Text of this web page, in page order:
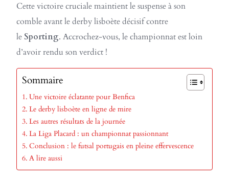
Cette victoire cruciale maintient le suspense à son
comble avant le derby lisboète décisif contre
le Sporting. Accrochez-vous, le championnat est loin
d’avoir rendu son verdict !
Sommaire
Une victoire éclatante pour Benfica
Le derby lisboète en ligne de mire
Les autres résultats de la journée
La Liga Placard : un championnat passionnant
Conclusion : le futsal portugais en pleine effervescence
A lire aussi